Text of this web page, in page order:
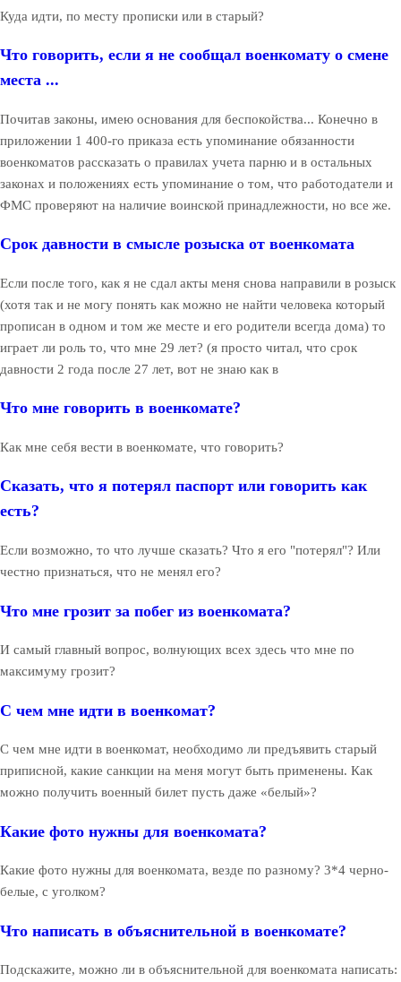
Куда идти, по месту прописки или в старый?
Что говорить, если я не сообщал военкомату о смене
места ...
Почитав законы, имею основания для беспокойства... Конечно в
приложении 1 400-го приказа есть упоминание обязанности
военкоматов рассказать о правилах учета парню и в остальных
законах и положениях есть упоминание о том, что работодатели и
ФМС проверяют на наличие воинской принадлежности, но все же.
Срок давности в смысле розыска от военкомата
Если после того, как я не сдал акты меня снова направили в розыск
(хотя так и не могу понять как можно не найти человека который
прописан в одном и том же месте и его родители всегда дома) то
играет ли роль то, что мне 29 лет? (я просто читал, что срок
давности 2 года после 27 лет, вот не знаю как в
Что мне говорить в военкомате?
Как мне себя вести в военкомате, что говорить?
Сказать, что я потерял паспорт или говорить как
есть?
Если возможно, то что лучше сказать? Что я его "потерял"? Или
честно признаться, что не менял его?
Что мне грозит за побег из военкомата?
И самый главный вопрос, волнующих всех здесь что мне по
максимуму грозит?
С чем мне идти в военкомат?
С чем мне идти в военкомат, необходимо ли предъявить старый
приписной, какие санкции на меня могут быть применены. Как
можно получить военный билет пусть даже «белый»?
Какие фото нужны для военкомата?
Какие фото нужны для военкомата, везде по разному? 3*4 черно-
белые, с уголком?
Что написать в объяснительной в военкомате?
Подскажите, можно ли в объяснительной для военкомата написать: